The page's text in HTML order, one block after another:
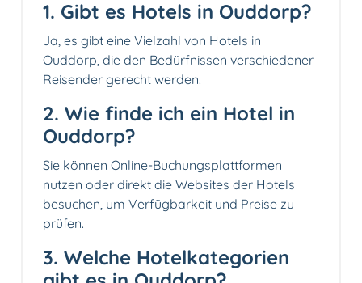
1. Gibt es Hotels in Ouddorp?
Ja, es gibt eine Vielzahl von Hotels in
Ouddorp, die den Bedürfnissen verschiedener
Reisender gerecht werden.
2. Wie finde ich ein Hotel in
Ouddorp?
Sie können Online-Buchungsplattformen
nutzen oder direkt die Websites der Hotels
besuchen, um Verfügbarkeit und Preise zu
prüfen.
3. Welche Hotelkategorien